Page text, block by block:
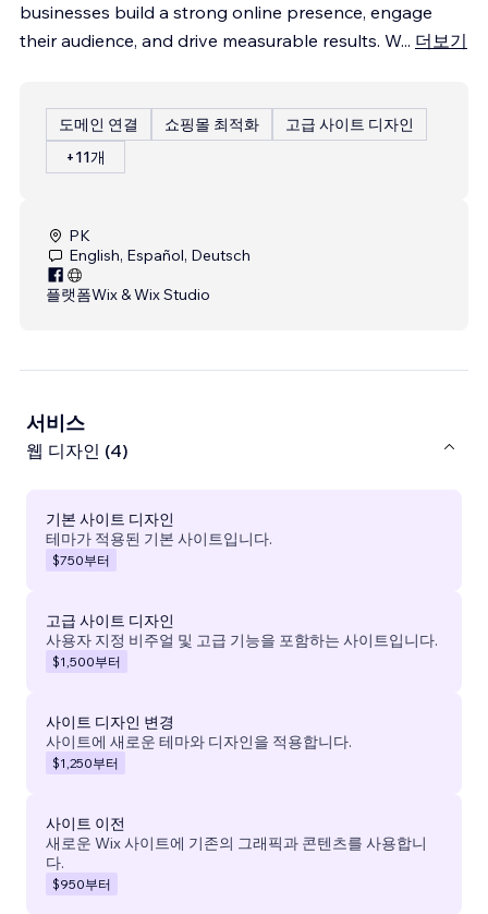
businesses build a strong online presence, engage
their audience, and drive measurable results. W... 더보기
도메인 연결 쇼핑몰 최적화
고급 사이트 디자인
+11개
PK
English, Español, Deutsch
플랫폼Wix & Wix Studio
서비스
웹 디자인 (4)
기본 사이트 디자인
테마가 적용된 기본 사이트입니다.
$750부터
고급 사이트 디자인
사용자 지정 비주얼 및 고급 기능을 포함하는 사이트입니다.
$1,500부터
사이트 디자인 변경
사이트에 새로운 테마와 디자인을 적용합니다.
$1,250부터
사이트 이전
새로운 Wix 사이트에 기존의 그래픽과 콘텐츠를 사용합니
다.
$950부터